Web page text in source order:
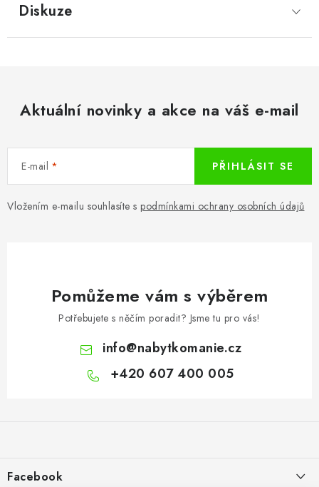
Diskuze
Aktuální novinky a akce na váš e-mail
E-mail
Vložením e-mailu souhlasíte s podmínkami ochrany osobních údajů
PŘIHLÁSIT SE
Pomůžeme vám s výběrem
Potřebujete s něčím poradit? Jsme tu pro vás!
info@nabytkomanie.cz
+420 607 400 005
aFacebook